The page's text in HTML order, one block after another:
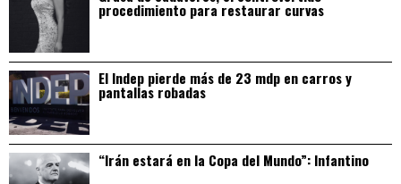
procedimiento para restaurar curvas
El Indep pierde más de 23 mdp en carros y
pantallas robadas
“Irán estará en la Copa del Mundo”: Infantino